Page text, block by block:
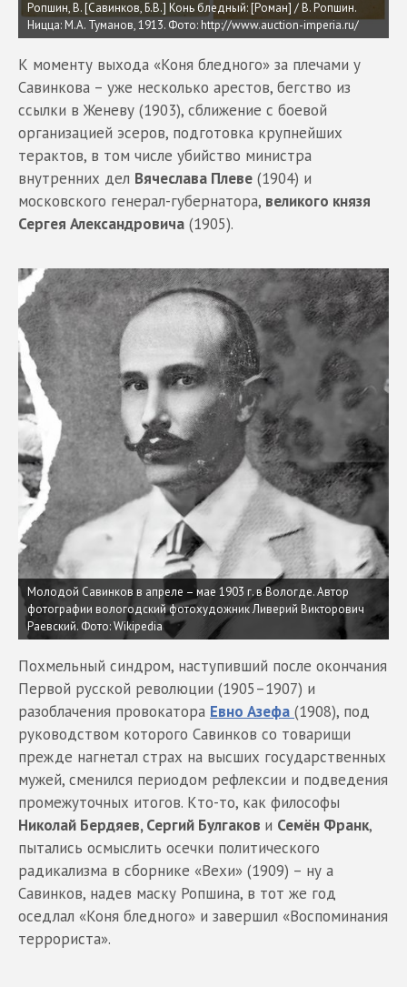
Ропшин, В. [Савинков, Б.В.] Конь бледный: [Роман] / В. Ропшин.
Ницца: М.А. Туманов, 1913. Фото: http://www.auction-imperia.ru/
К моменту выхода «Коня бледного» за плечами у
Савинкова – уже несколько арестов, бегство из
ссылки в Женеву (1903), сближение с боевой
организацией эсеров, подготовка крупнейших
терактов, в том числе убийство министра
внутренних дел Вячеслава Плеве (1904) и
московского генерал-губернатора, великого князя
Сергея Александровича (1905).
Молодой Савинков в апреле – мае 1903 г. в Вологде. Автор
фотографии вологодский фотохудожник Ливерий Викторович
Раевский. Фото: Wikipedia
Похмельный синдром, наступивший после окончания
Первой русской революции (1905–1907) и
разоблачения провокатора Евно Азефа (1908), под
руководством которого Савинков со товарищи
прежде нагнетал страх на высших государственных
мужей, сменился периодом рефлексии и подведения
промежуточных итогов. Кто-то, как философы
Николай Бердяев, Сергий Булгаков и Семён Франк,
пытались осмыслить осечки политического
радикализма в сборнике «Вехи» (1909) – ну а
Савинков, надев маску Ропшина, в тот же год
оседлал «Коня бледного» и завершил «Воспоминания
террориста».